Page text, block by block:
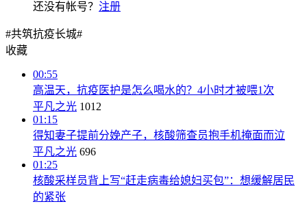
还没有帐号？ 注册
#共筑抗疫长城#
收藏
00:55
高温天，抗疫医护是怎么喝水的？4小时才被喂1次
平凡之光 1012
01:15
得知妻子提前分娩产子，核酸筛查员抱手机掩面而泣
平凡之光 696
01:25
核酸采样员背上写“赶走病毒给媳妇买包”：想缓解居民
的紧张